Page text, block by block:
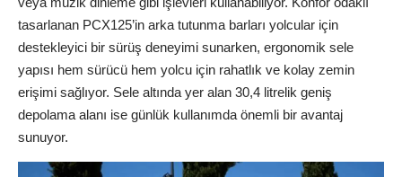
tasarlanan PCX125’in arka tutunma barları yolcular için
destekleyici bir sürüş deneyimi sunarken, ergonomik sele
yapısı hem sürücü hem yolcu için rahatlık ve kolay zemin
erişimi sağlıyor. Sele altında yer alan 30,4 litrelik geniş
depolama alanı ise günlük kullanımda önemli bir avantaj
sunuyor.